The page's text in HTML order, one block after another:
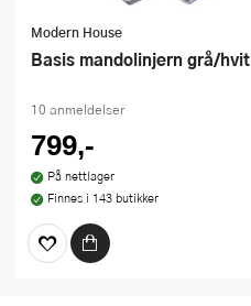
Modern House
Basis mandolinjern grå/hvit
10 anmeldelser
799,-
På nettlager
Finnes i 143 butikker